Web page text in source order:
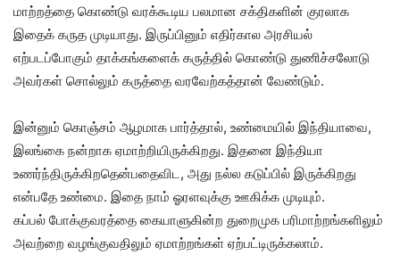
மாற்றத்தை கொண்டு வரக்கூடிய பலமான சக்திகளின் குரலாக
இதைக் கருத முடியாது. இருப்பினும் எதிர்கால அரசியல்
எற்படப்போகும் தாக்கங்களைக் கருத்தில் கொண்டு துணிச்சலோடு
அவர்கள் சொல்லும் கருத்தை வரவேற்கத்தான் வேண்டும்.
இன்னும் கொஞ்சம் ஆழமாக பார்த்தால், உண்மையில் இந்தியாவை,
இலங்கை நன்றாக ஏமாற்றியிருக்கிறது. இதனை இந்தியா
உணர்ந்திருக்கிறதென்பதைவிட, அது நல்ல கடுப்பில் இருக்கிறது
என்பதே உண்மை. இதை நாம் ஓரளவுக்கு ஊகிக்க முடியும்.
கப்பல் போக்குவரத்தை கையாளுகின்ற துறைமுக பரிமாற்றங்களிலும்
அவற்றை வழங்குவதிலும் ஏமாற்றங்கள் ஏற்பட்டிருக்கலாம்.